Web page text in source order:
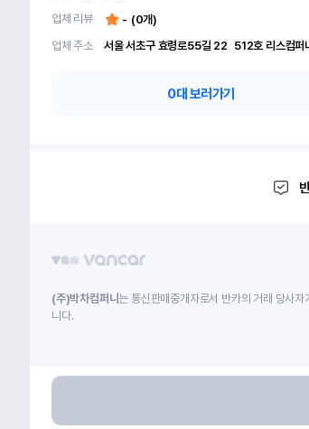
업체 리뷰
- (0개)
업체 주소
서울 서초구 효령로55길 22	512호 리스컴
0대 보러가기
(주)박차컴퍼니는 통신판매중개자로서 반카의 거래 당사
니다.